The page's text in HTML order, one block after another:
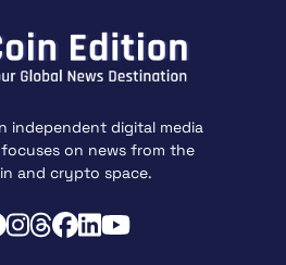
independent digital media
on news from the
and crypto space.